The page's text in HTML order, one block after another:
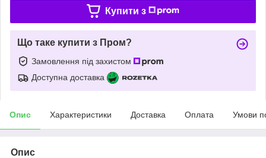
Купити з
Що таке купити з Пром?
Замовлення під захистом
Доступна доставка
Опис Характеристики Доставка Оплата Умови
Опис